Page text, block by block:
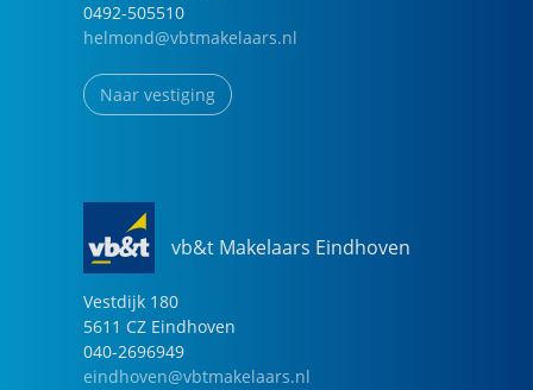
0492-505510
helmond@vbtmakelaars.nl
Naar vestiging
vb&t Makelaars Eindhoven
Vestdijk 180
5611 CZ Eindhoven
040-2696949
eindhoven@vbtmakelaars.nl